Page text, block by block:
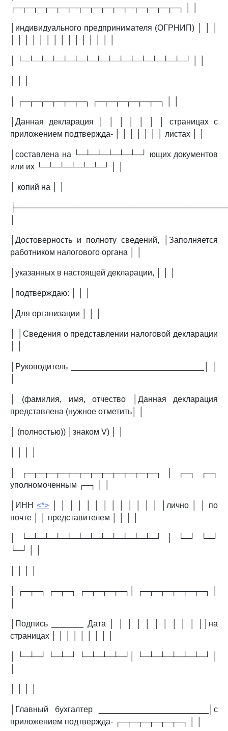
┌─┬─┬─┬─┬─┬─┬─┬─┬─┬─┬─┬─┬─┬─┬─┐ │ │
│индивидуального предпринимателя (ОГРНИП) │ │ │
│ └─┴─┴─┴─┴─┴─┴─┴─┴─┴─┴─┴─┴─┴─┴─┘ │ │
│ ┌─┬─┬─┬─┬─┬─┐ ┌─┬─┬─┬─┬─┬─┐ │ │
│Данная декларация │ │ │ │ │ │ │ страницах с
приложением подтвержда- │ │ │ │ │ │ │ листах │ │
│составлена на └─┴─┴─┴─┴─┴─┘ ющих документов
или их └─┴─┴─┴─┴─┴─┘ │ │
│ копий на │ │
│Достоверность и полноту сведений, │Заполняется
работником налогового органа │ │
│указанных в настоящей декларации, │ │ │
│подтверждаю: │ │ │
│Для организации │ │ │
│ │Сведения о представлении налоговой декларации
│Руководитель _____________________________│ │
│ (фамилия, имя, отчество │Данная декларация
представлена (нужное отметить│ │
│ (полностью)) │знаком V) │ │
│ ┌─┬─┬─┬─┬─┬─┬─┬─┬─┬─┬─┬─┐ │ ┌─┐ ┌─┐
уполномоченным ┌─┐ │ │
│ИНН<*> │ │ │ │ │ │ │ │ │ │ │ │ │ │лично │ │ по
почте │ │ представителем │ │ │ │
│ └─┴─┴─┴─┴─┴─┴─┴─┴─┴─┴─┴─┘ │ └─┘ └─┘
└─┘ │ │
│ ┌─┬─┐ ┌─┬─┐ ┌─┬─┬─┬─┐│ ┌─┬─┬─┬─┬─┬─┐ │
│Подпись _______ Дата │ │ │ │ │ │ │ │ │ │ ││на
страницах │ │ │ │ │ │ │ │ │
│ └─┴─┘ └─┴─┘ └─┴─┴─┴─┘│ └─┴─┴─┴─┴─┴─┘ │
│Главный бухгалтер ________________________│с
приложением подтвержда- ┌─┬─┬─┬─┬─┬─┐ │ │